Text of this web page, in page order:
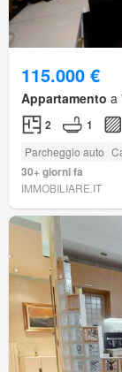
115.000 €
Appartamento a
2 1
Parcheggio auto
30+ giorni fa
IMMOBILIARE.IT